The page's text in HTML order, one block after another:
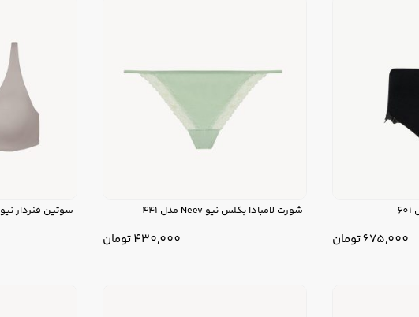
675,000تومان
شورت لامبادا بکلس نیو Neev مدل 441
430,000تومان
سوتین فنردار نیو Neev مدل Elite